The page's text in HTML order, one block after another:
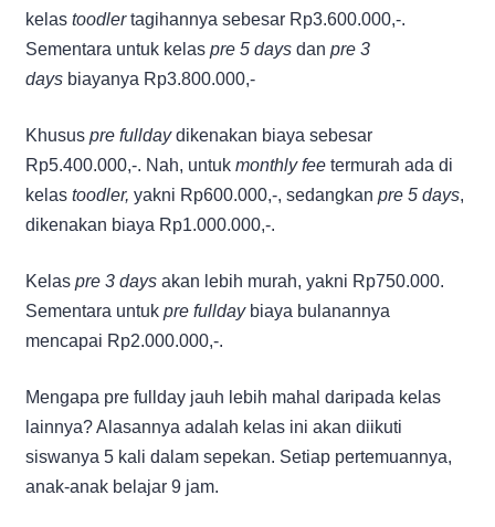
kelas toodlertagihannya sebesar Rp3.600.000,-.
Sementara untuk kelas pre 5 days dan pre 3
days biayanya Rp3.800.000,-
Khusus pre fulldaydikenakan biaya sebesar
Rp5.400.000,-. Nah, untuk monthly fee termurah ada di
kelas toodler, yakni Rp600.000,-, sedangkan pre 5 days,
dikenakan biaya Rp1.000.000,-.
Kelas pre 3 days akan lebih murah, yakni Rp750.000.
Sementara untuk pre fulldaybiaya bulanannya
mencapai Rp2.000.000,-.
Mengapa pre fullday jauh lebih mahal daripada kelas
lainnya? Alasannya adalah kelas ini akan diikuti
siswanya 5 kali dalam sepekan. Setiap pertemuannya,
anak-anak belajar 9 jam.